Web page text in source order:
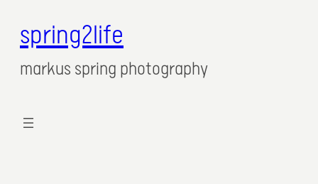
spring2life
markus spring photography